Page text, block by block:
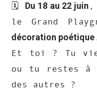
🗓️ Du 18 au 22 juin ,
le Grand
décoration poétique
Et toi ? Tu
ou tu restes à
des autres ?